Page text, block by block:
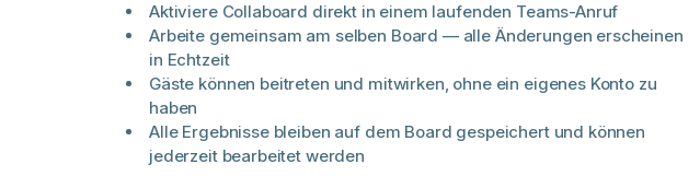
Aktiviere Collaboard direkt in einem laufenden Teams-Anruf
Arbeite gemeinsam am selben Board — alle Änderungen erscheinen
in Echtzeit
Gäste können beitreten und mitwirken, ohne ein eigenes Konto zu
haben
Alle Ergebnisse bleiben auf dem Board gespeichert und können
jederzeit bearbeitet werden